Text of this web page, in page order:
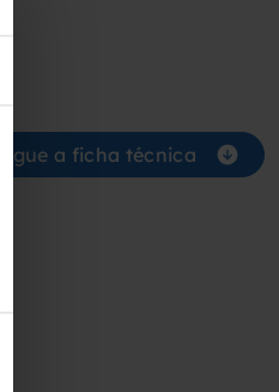
a ficha técnica